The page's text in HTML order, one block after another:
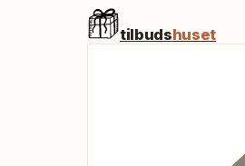
tilbudshuset